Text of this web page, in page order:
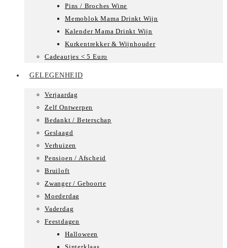
Pins / Broches Wine
Memoblok Mama Drinkt Wijn
Kalender Mama Drinkt Wijn
Kurkentrekker & Wijnhouder
Cadeautjes < 5 Euro
GELEGENHEID
Verjaardag
Zelf Ontwerpen
Bedankt / Beterschap
Geslaagd
Verhuizen
Pensioen / Afscheid
Bruiloft
Zwanger / Geboorte
Moederdag
Vaderdag
Feestdagen
Halloween